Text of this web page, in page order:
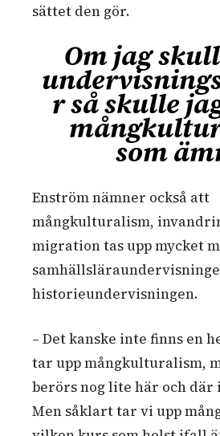
sättet den gör.
Om jag
r så skulle
som
Enström nämner också att
mångkulturalism,
migration tas upp mycket
historieundervisningen.
– Det kanske inte finns en
tar upp mångkulturalism,
berörs nog lite här och där
Men såklart tar vi upp